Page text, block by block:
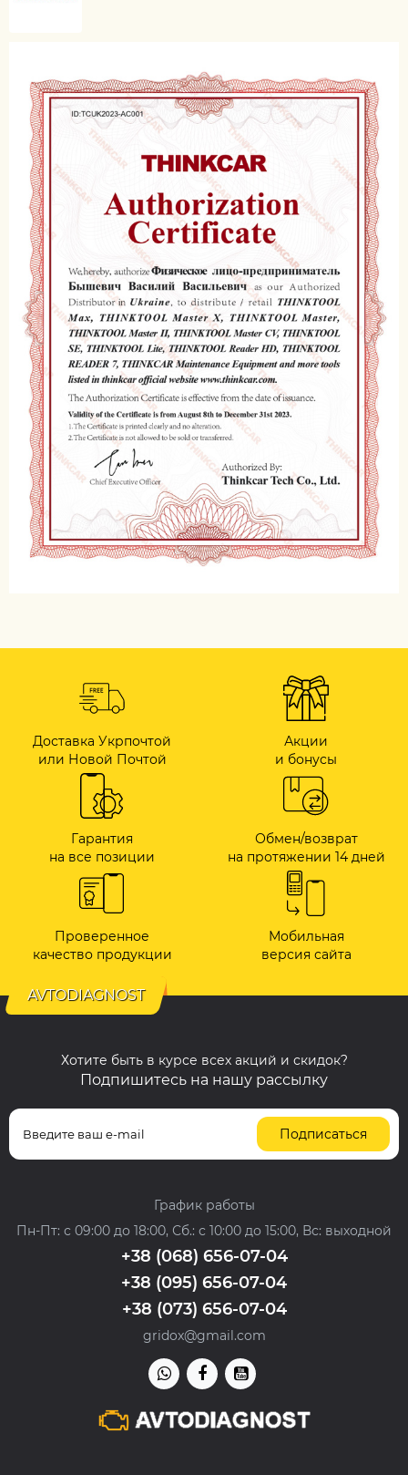
Доставка Укрпочтой
или Новой Почтой
Акции
и бонусы
Гарантия
на все позиции
Обмен/возврат
на протяжении 14 дней
Проверенное
качество продукции
Мобильная
версия сайта
AVTODIAGNOST
Хотите быть в курсе всех акций и скидок?
Подпишитесь на нашу рассылку
Подписаться
График работы
Пн-Пт: с 09:00 до 18:00, Сб.: с 10:00 до 15:00, Вс: выходной
+38 (068) 656-07-04
+38 (095) 656-07-04
+38 (073) 656-07-04
gridox@gmail.com